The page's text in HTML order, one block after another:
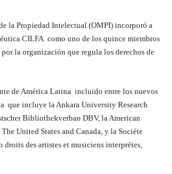
la Propiedad Intelectual (OMPI) incorporó a
CILFA como uno de los quince miembros
la organización que regula los derechos de
de América Latina incluido entre los nuevos
que incluye la Ankara University Research
Bibliothekverban DBV, la American
United States and Canada, y la Sociéte
des artistes et musiciens interprétes,